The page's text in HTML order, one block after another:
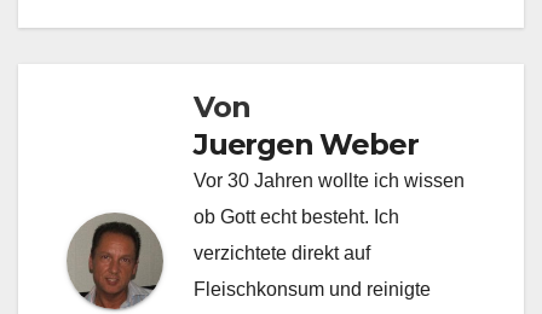
Von
Juergen Weber
Vor 30 Jahren wollte ich wissen
ob Gott echt besteht. Ich
verzichtete direkt auf
Fleischkonsum und reinigte